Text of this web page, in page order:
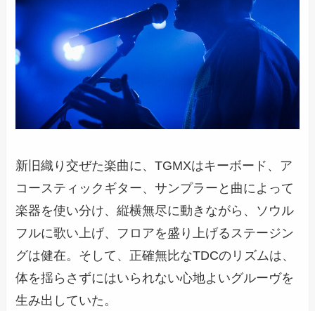
新旧織り交ぜた楽曲に、TGMXはキーボード、ア
コースティックギター、サンプラーと曲によって
楽器を使い分け、縦横無尽に動きながら、ソウル
フルに歌い上げ、フロアを盛り上げるステージン
グは健在。そして、正確無比なTDCのリズムは、
体を揺らさずにはいられない心地よいグルーヴを
生み出していた。